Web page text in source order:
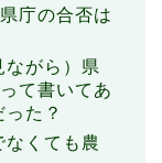
庁の合否は
ながら）県
て書いてあ
た？
なくても農